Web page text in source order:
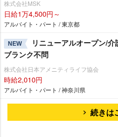
株式会社MSK
日給1万4,500円～
アルバイト・パート / 東京都
NEW
リニューアルオープン/
ブランク不問
株式会社日本アメニティライフ協会
時給2,010円
アルバイト・パート / 神奈川県
続きは